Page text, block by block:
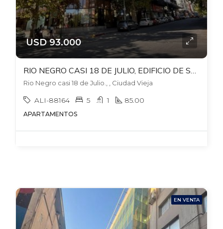
USD 93.000
Rio Negro casi 18 de Julio., , Ciudad Vieja
ALI-88164 5 1 85.00
APARTAMENTOS
EN VENTA